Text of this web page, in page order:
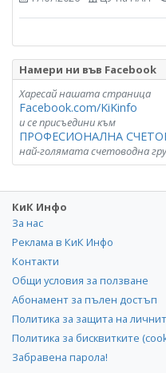
Намери ни във Facebook
Харесай нашата страница
Facebook.com/KiKinfo
и се присъедини към
ПРОФЕСИОНАЛНА
най-голямата счетоводна
КиК Инфо
За нас
Реклама в КиК Инфо
Контакти
Общи условия за ползване
Абонамент за пълен достъп
Политика за защита на
Политика за бисквитките
Забравена парола!